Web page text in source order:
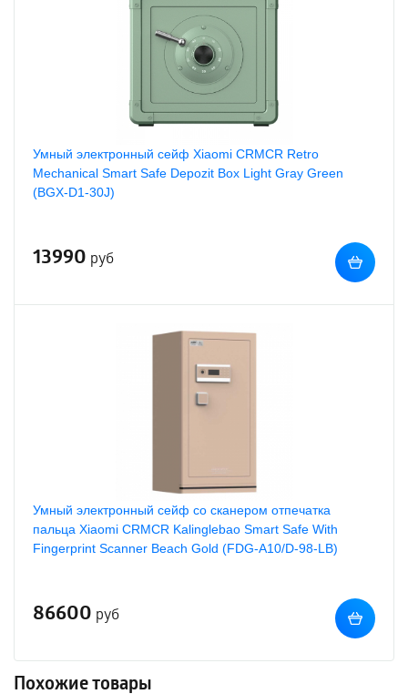
Умный электронный сейф Xiaomi CRMCR Retro
Mechanical Smart Safe Depozit Box Light Gray Green
(BGX-D1-30J)
13990 руб
Умный электронный сейф со сканером отпечатка
пальца Xiaomi CRMCR Kalinglebao Smart Safe With
Fingerprint Scanner Beach Gold (FDG-A10/D-98-LB)
86600 руб
Похожие товары